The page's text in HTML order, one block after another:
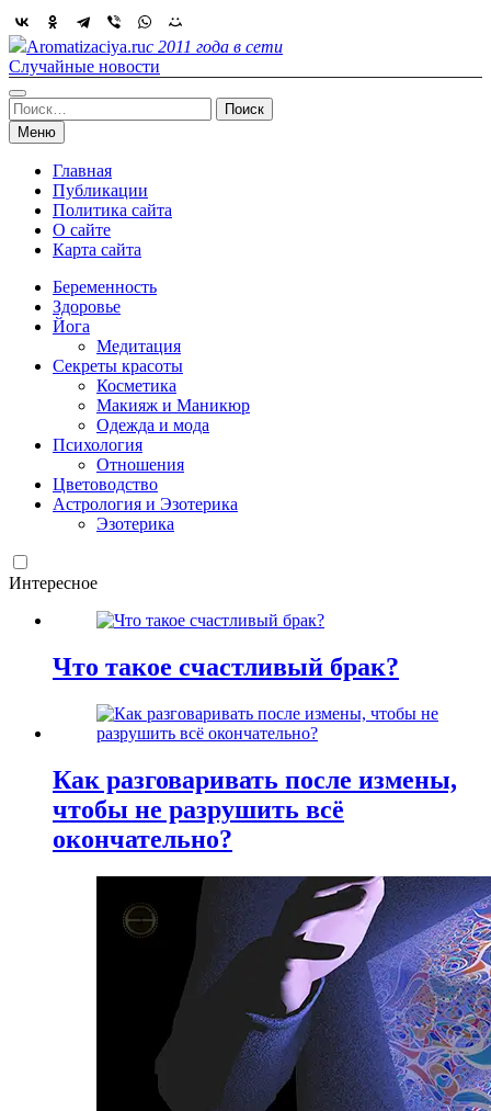
Skip
to
content
Aromatizaciya.ruс 2011 года в сети
Случайные новости
Найти:
Меню
Главная
Публикации
Политика сайта
О сайте
Карта сайта
Беременность
Здоровье
Йога
Медитация
Секреты красоты
Косметика
Макияж и Маникюр
Одежда и мода
Психология
Отношения
Цветоводство
Астрология и Эзотерика
Эзотерика
Интересное
Что такое счастливый брак?
Как разговаривать после измены,
чтобы не разрушить всё
окончательно?